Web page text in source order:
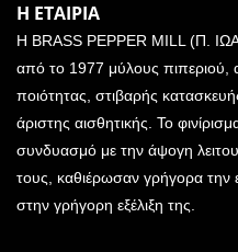
Η ΕΤΑΙΡΙΑ
Η BRASS PEPPER MILL (Π.
από το 1977 μύλους πιπεριού,
ποιότητας, στιβαρής
άριστης αισθητικής. Το
συνδυασμό με την άψογη
τους, καθιέρωσαν γρήγορα την
στην γρήγορη εξέλιξη της.